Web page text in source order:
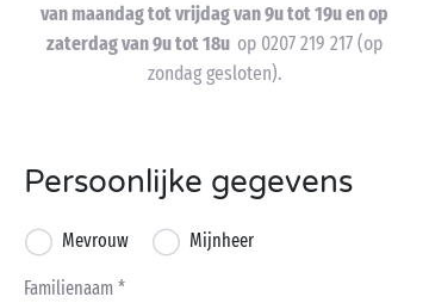
van maandag tot vrijdag van 9u tot 19u en op
zaterdag van 9u tot 18u op 0207 219 217 (op
zondag gesloten).
Persoonlijke gegevens
Mevrouw Mijnheer
Familienaam